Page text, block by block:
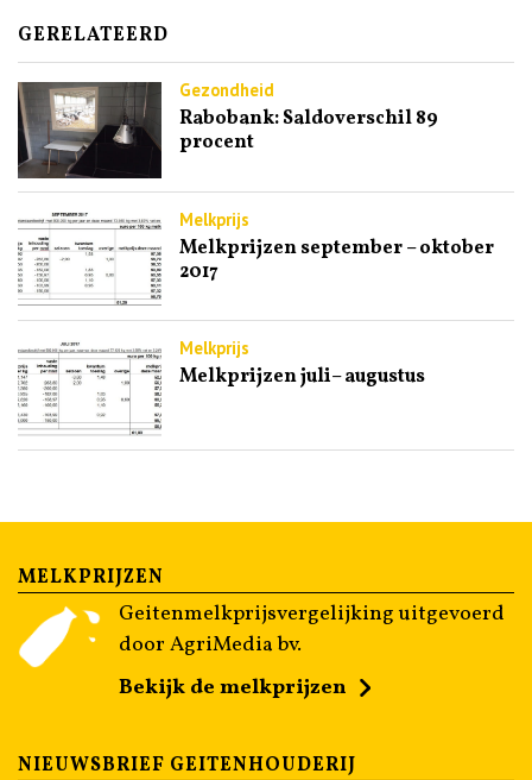
GERELATEERD
Gezondheid
Rabobank: Saldoverschil 89
procent
Melkprijs
Melkprijzen september – oktober
2017
Melkprijs
Melkprijzen juli– augustus
MELKPRIJZEN
Geitenmelkprijsvergelijking uitgevoerd
door AgriMedia bv.
Bekijk de melkprijzen
NIEUWSBRIEF GEITENHOUDERIJ